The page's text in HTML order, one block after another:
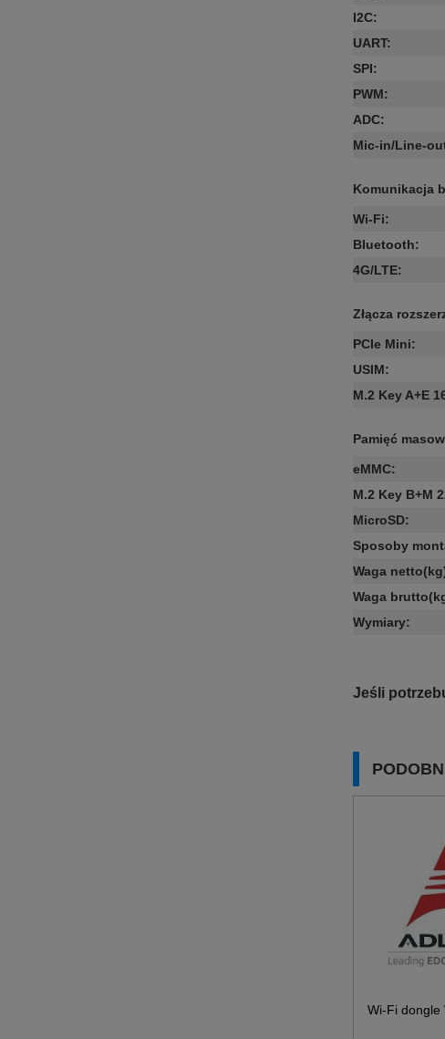
I2C:
UART:
SPI:
PWM:
ADC:
Mic-in/Line-
Komunikacja
Wi-Fi:
Bluetooth:
4G/LTE:
Złącza
PCIe Mini:
USIM:
M.2 Key A+E
Pamięć
eMMC:
M.2 Key B+M
MicroSD:
Sposoby
Waga
Waga
Wymiary:
Jeśli
Wi-Fi dongle